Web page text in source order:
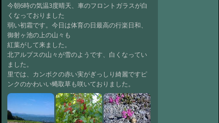
今朝6時の気温3度晴天、車のフロントガラスが白
くなっておりました
弱い初霜です。今日は体育の日最高の行楽日和、
御射ヶ池の上の山々も
紅葉がして来ました。
北アルプスの山々が雪のようです、白くなってい
ました。
里では、カンボクの赤い実がぎっしり綺麗ですピ
ンクのかわいい蝿取草も咲いておりました。